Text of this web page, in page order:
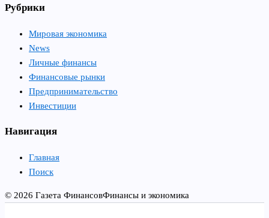
Рубрики
Мировая экономика
News
Личные финансы
Финансовые рынки
Предпринимательство
Инвестиции
Навигация
Главная
Поиск
© 2026 Газета ФинансовФинансы и экономика